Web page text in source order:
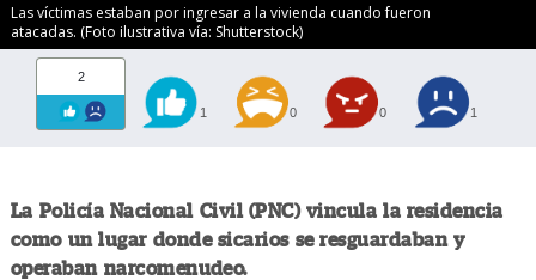
Las víctimas estaban por ingresar a la vivienda cuando fueron
atacadas. (Foto ilustrativa vía: Shutterstock)
2
1 0 0 1
La Policía Nacional Civil (PNC) vincula la residencia
como un lugar donde sicarios se resguardaban y
operaban narcomenudeo.